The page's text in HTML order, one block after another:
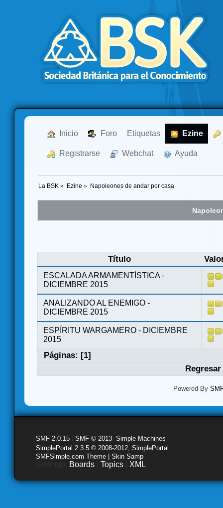
Inicio Foro Etiquetas Ezine
Registrarse Webchat Ayuda
La BSK » Ezine » Napoleones de andar por casa
Título
ESCALADA ARMAMENTÍSTICA -
DICIEMBRE 2015
ANALIZANDO AL ENEMIGO -
DICIEMBRE 2015
ESPÍRITU WARGAMERO - DICIEMBRE
2015
Páginas: [1]
Powered By
SMF 2.0.15 SMF © 2013 Simple Machines
SimplePortal 2.3.5 © 2008-2012, SimplePortal
SMFSimple.com Theme | Skin Samp
Boards Topics XML